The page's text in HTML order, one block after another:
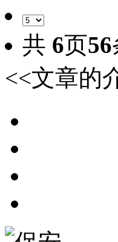
共 6页56
<<文章的